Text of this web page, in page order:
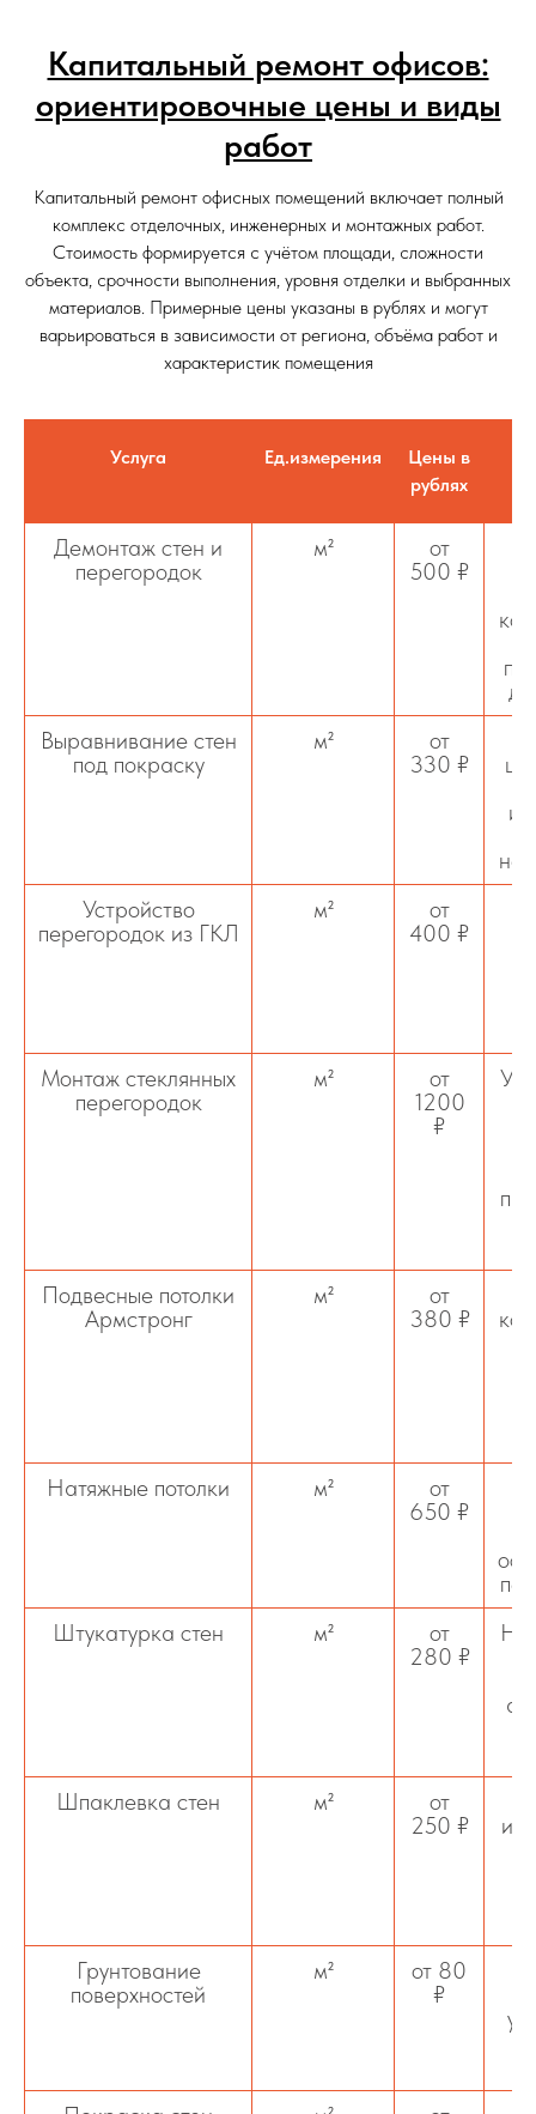
Капитальный ремонт офисов:
ориентировочные цены и виды
работ
Капитальный ремонт офисных помещений включает полный
комплекс отделочных, инженерных и монтажных работ.
Стоимость формируется с учётом площади, сложности
объекта, срочности выполнения, уровня отделки и выбранных
материалов. Примерные цены указаны в рублях и могут
варьироваться в зависимости от региона, объёма работ и
характеристик помещения
Услуга Ед.измерения
Цены в
рублях
Демонтаж стен и
перегородок
м²
от
500 ₽
Выравнивание стен
под покраску
м²
от
330 ₽
Устройство
перегородок из ГКЛ
м²
от
400 ₽
Монтаж стеклянных
перегородок
м²
от
1200
₽
Подвесные потолки
Армстронг
м²
от
380 ₽
Натяжные потолки м²
от
650 ₽
Штукатурка стен
м²
от
280 ₽
Шпаклевка стен м²
от
250 ₽
Грунтование
поверхностей
м²
от 80
₽